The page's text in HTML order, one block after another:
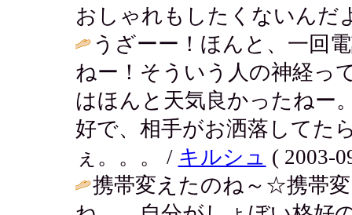
おしゃれもしたくないんだ
うざーー！ほんと、一回
ねー！そういう人の神経っ
はほんと天気良かったねー
好で、相手がお洒落してた
ぇ。。。 / キルシュ ( 2003-
携帯変えたのね～☆携帯